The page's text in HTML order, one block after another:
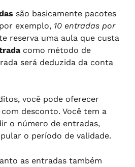
são basicamente pacotes
exemplo, 10 entradas por
reserva uma aula que custa
como método de
será deduzida da conta
você pode oferecer
desconto. Você tem a
o número de entradas,
o período de validade.
as entradas também